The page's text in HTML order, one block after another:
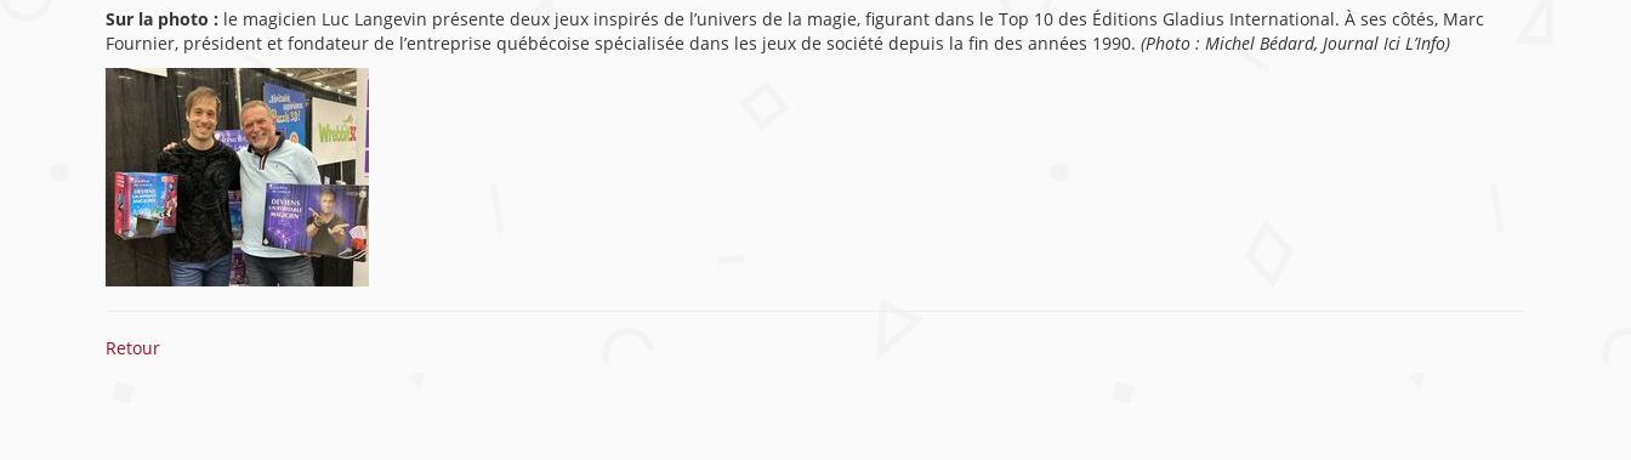
Sur la photo : le magicien Luc Langevin présente deux jeux inspirés de l’univers de la magie, figurant dans le Top 10 des Éditions Gladius International. À ses côtés, Marc
Fournier, président et fondateur de l’entreprise québécoise spécialisée dans les jeux de société depuis la fin des années 1990. (Photo : Michel Bédard, Journal Ici L’Info)
Retour